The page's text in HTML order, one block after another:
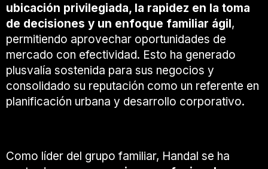
ubicación privilegiada, la rapidez en la toma
de decisiones y un enfoque familiar ágil,
permitiendo aprovechar oportunidades de
mercado con efectividad. Esto ha generado
plusvalía sostenida para sus negocios y
consolidado su reputación como un referente en
planificación urbana y desarrollo corporativo.
Como líder del grupo familiar, Handal se ha